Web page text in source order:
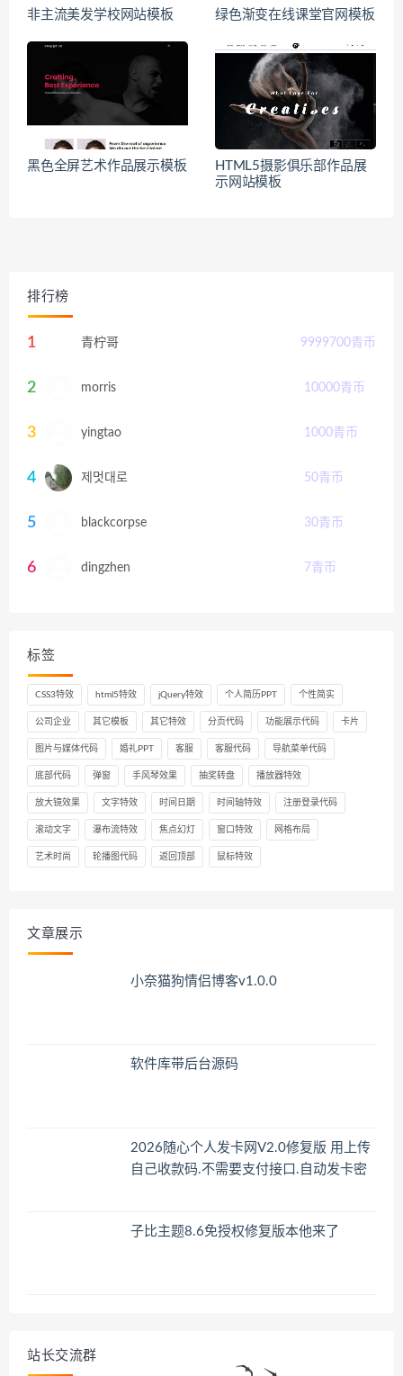
非主流美发学校网站模板 绿色渐变在线课堂官网模板
黑色全屏艺术作品展示模板
HTML5摄影俱乐部作品展
示网站模板
排行榜
1 青柠哥 9999700青币
2 morris 10000青币
3 yingtao 1000青币
4 제멋대로 50青币
5 blackcorpse 30青币
6 dingzhen 7青币
标签
CSS3特效 html5特效 jQuery特效 个人简历PPT 个性简实
公司企业 其它模板 其它特效 分页代码 功能展示代码 卡片
图片与媒体代码 婚礼PPT 客服 客服代码 导航菜单代码
底部代码 弹窗 手风琴效果 抽奖转盘 播放器特效
放大镜效果 文字特效 时间日期 时间轴特效 注册登录代码
滚动文字 瀑布流特效 焦点幻灯 窗口特效 网格布局
艺术时尚 轮播图代码 返回顶部 鼠标特效
文章展示
小奈猫狗情侣博客v1.0.0
软件库带后台源码
2026随心个人发卡网V2.0修复版 用上传
自己收款码.不需要支付接口.自动发卡密
子比主题8.6免授权修复版本他来了
站长交流群